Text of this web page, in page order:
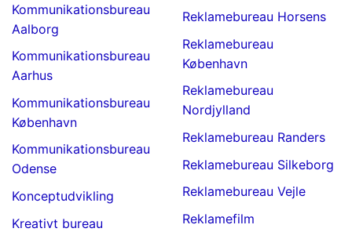
Kommunikationsbureau
Aalborg
Kommunikationsbureau
Aarhus
Kommunikationsbureau
København
Kommunikationsbureau
Odense
Konceptudvikling
Kreativt bureau
Reklamebureau Horsens
Reklamebureau
København
Reklamebureau
Nordjylland
Reklamebureau Randers
Reklamebureau Silkeborg
Reklamebureau Vejle
Reklamefilm